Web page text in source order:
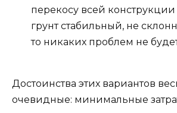
перекосу всей
грунт стабильный, не
то никаких проблем не
Достоинства этих вариантов
очевидные: минимальные